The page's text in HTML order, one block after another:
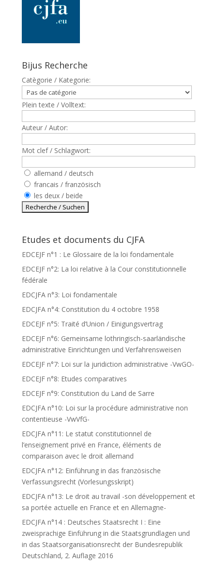
Bijus Recherche
Catègorie / Kategorie:
Plein texte / Volltext:
Auteur / Autor:
Mot clef / Schlagwort:
allemand / deutsch
francais / französisch
les deux / beide
Etudes et documents du CJFA
EDCEJF n°1 : Le Glossaire de la loi fondamentale
EDCEJF n°2: La loi relative à la Cour constitutionnelle
fédérale
EDCJFA n°3: Loi fondamentale
EDCJFA n°4: Constitution du 4 octobre 1958
EDCEJF n°5: Traité d’Union / Einigungsvertrag
EDCEJF n°6: Gemeinsame lothringisch-saarländische
administrative Einrichtungen und Verfahrensweisen
EDCEJF n°7: Loi sur la juridiction administrative -VwGO-
EDCEJF n°8: Etudes comparatives
EDCEJF n°9: Constitution du Land de Sarre
EDCJFA n°10: Loi sur la procédure administrative non
contentieuse -VwVfG-
EDCJFA n°11: Le statut constitutionnel de
l’enseignement privé en France, éléments de
comparaison avec le droit allemand
EDCJFA n°12: Einführung in das französische
Verfassungsrecht (Vorlesungsskript)
EDCJFA n°13: Le droit au travail -son développement et
sa portée actuelle en France et en Allemagne-
EDCJFA n°14 : Deutsches Staatsrecht I : Eine
zweisprachige Einführung in die Staatsgrundlagen und
in das Staatsorganisationsrecht der Bundesrepublik
Deutschland, 2. Auflage 2016